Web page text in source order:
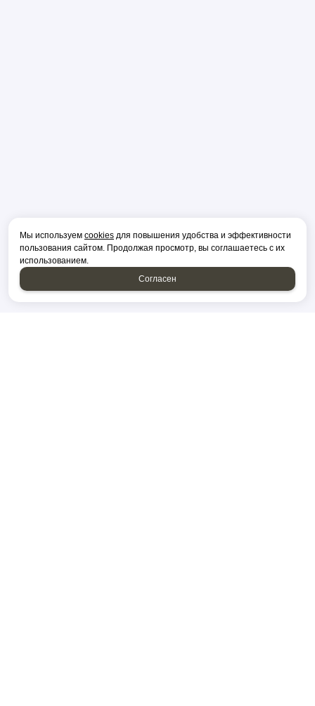
Мы используем cookies для повышения удобства и эффективности
пользования сайтом. Продолжая просмотр, вы соглашаетесь с их
использованием.
Согласен